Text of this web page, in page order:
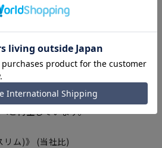
です。
を使用し、プラスチック・スマート
は裏地の糸の一部にECOBLUE(R)を
はマテリアルリサイクルによ
と再生しています。
リム)》 (当社比)